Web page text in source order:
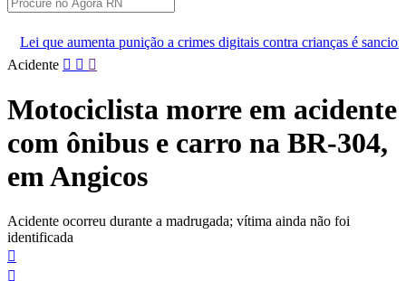
punição a crimes digitais contra crianças é sancionada
Alice
Pular
conteúdo
Acidente
Motociclista morre em acidente
com ônibus e carro na BR-304,
em Angicos
Acidente ocorreu durante a madrugada; vítima ainda não foi
identificada